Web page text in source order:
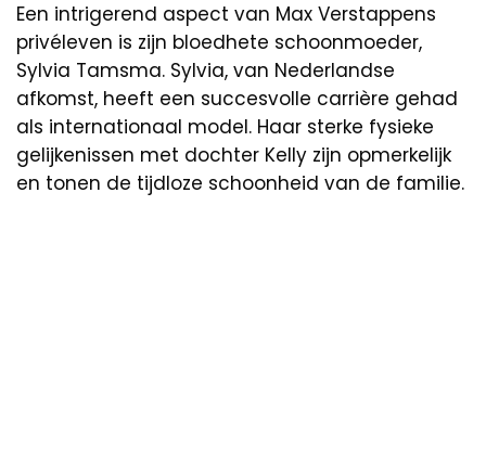
Een intrigerend aspect van Max Verstappens
privéleven is zijn bloedhete schoonmoeder,
Sylvia Tamsma. Sylvia, van Nederlandse
afkomst, heeft een succesvolle carrière gehad
als internationaal model. Haar sterke fysieke
gelijkenissen met dochter Kelly zijn opmerkelijk
en tonen de tijdloze schoonheid van de familie.